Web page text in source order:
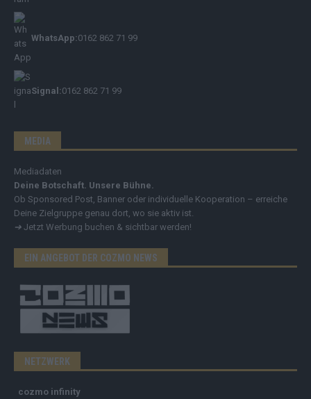
WhatsApp:0162 862 71 99
Signal:0162 862 71 99
MEDIA
Mediadaten
Deine Botschaft. Unsere Bühne.
Ob Sponsored Post, Banner oder individuelle Kooperation – erreiche
Deine Zielgruppe genau dort, wo sie aktiv ist.
➔ Jetzt Werbung buchen & sichtbar werden!
EIN ANGEBOT DER COZMO NEWS
NETZWERK
cozmo infinity